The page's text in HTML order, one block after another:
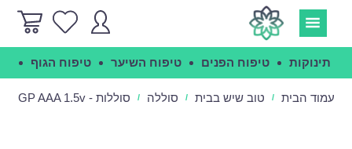
תינוקות טיפוח הפנים טיפוח השיער טיפוח הגוף
עמוד הבית / טוב שיש בבית / סוללה / סוללות - GP AAA 1.5v